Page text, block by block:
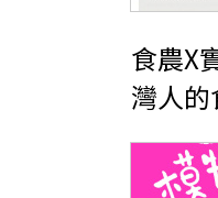
食農X
灣人